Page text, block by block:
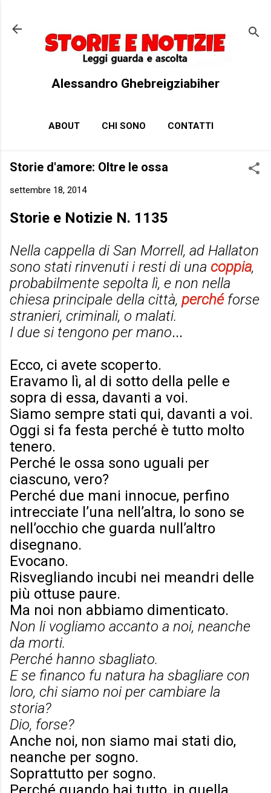
Alessandro Ghebreigziabiher
ABOUT CHI SONO CONTATTI
Storie d'amore: Oltre le ossa
settembre 18, 2014
Storie e Notizie N. 1135
Nella cappella di San Morrell, ad Hallaton
sono stati rinvenuti i resti di una coppia,
probabilmente sepolta lì, e non nella
chiesa principale della città, perchéforse
stranieri, criminali, o malati.
I due si tengono per mano...
Ecco, ci avete scoperto.
Eravamo lì, al di sotto della pelle e
sopra di essa, davanti a voi.
Siamo sempre stati qui, davanti a voi.
Oggi si fa festa perché è tutto molto
tenero.
Perché le ossa sono uguali per
ciascuno, vero?
Perché due mani innocue, perfino
intrecciate l’una nell’altra, lo sono se
nell’occhio che guarda null’altro
disegnano.
Evocano.
Risvegliando incubi nei meandri delle
più ottuse paure.
Ma noi non abbiamo dimenticato.
Non li vogliamo accanto a noi, neanche
da morti.
Perché hanno sbagliato.
E se financo fu natura ha sbagliare con
loro, chi siamo noi per cambiare la
storia?
Dio, forse?
Anche noi, non siamo mai stati dio,
neanche per sogno.
Soprattutto per sogno.